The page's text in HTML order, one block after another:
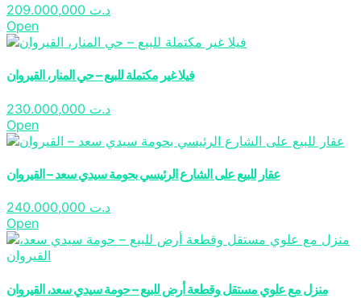
د.ت
Open
فيلا غير مكتملة للبيع – حي المنار، القيروان
د.ت
Open
عقار للبيع على الشارع الرئيسي بحومة سيدي سعد – القيروان
د.ت
Open
منزل مع علوي مستقل وقطعة أرض للبيع – حومة سيدي سعد، القيروان